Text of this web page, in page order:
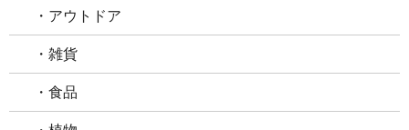
・アウトドア
・雑貨
・食品